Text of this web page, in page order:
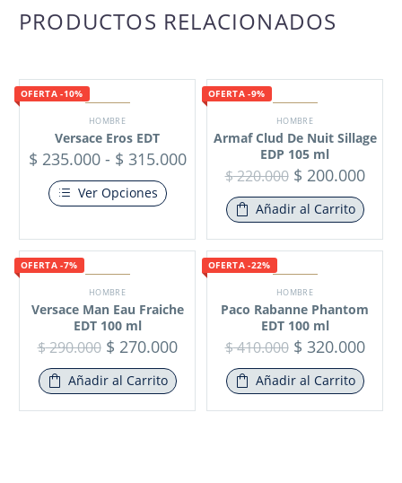
PRODUCTOS RELACIONADOS
OFERTA -10%
HOMBRE
Versace Eros EDT
$ 235.000 - $ 315.000
Ver Opciones
OFERTA -9%
HOMBRE
Armaf Clud De Nuit Sillage
EDP 105 ml
$220.000 $ 200.000
Añadir al Carrito
OFERTA -7%
HOMBRE
Versace Man Eau Fraiche
EDT 100 ml
$290.000 $ 270.000
Añadir al Carrito
OFERTA -22%
HOMBRE
Paco Rabanne Phantom
EDT 100 ml
$410.000 $ 320.000
Añadir al Carrito